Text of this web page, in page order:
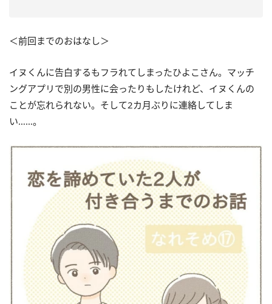
＜前回までのおはなし＞
イヌくんに告白するもフラれてしまったひよこさん。マッチ
ングアプリで別の男性に会ったりもしたけれど、イヌくんの
ことが忘れられない。そして2カ月ぶりに連絡してしま
い……。